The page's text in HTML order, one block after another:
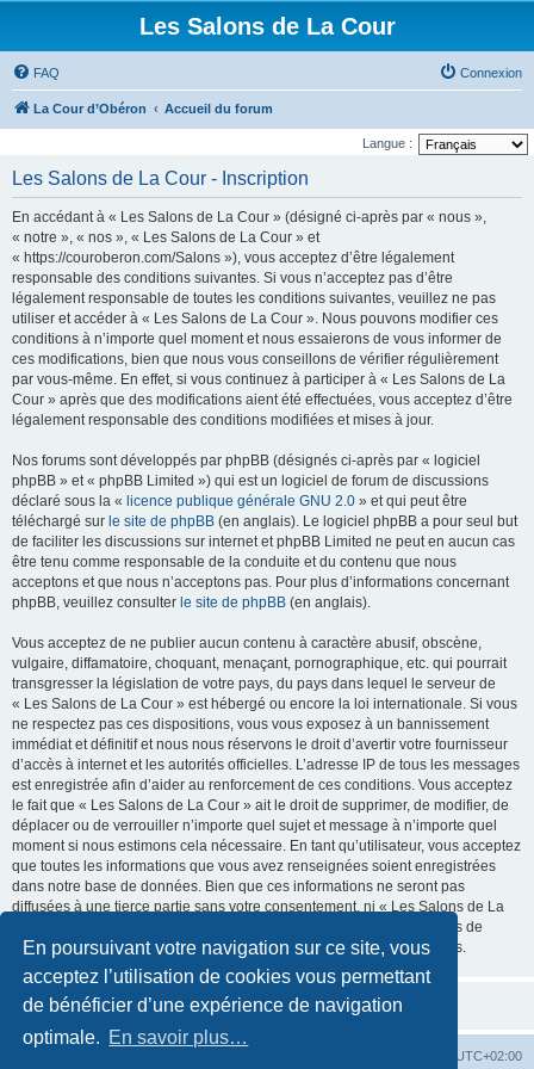
En poursuivant votre navigation sur ce site, vous
acceptez l’utilisation de cookies vous permettant
de bénéficier d’une expérience de navigation
optimale. En savoir plus…
Les Salons de La Cour
FAQ Connexion
La Cour d’Obéron Accueil du forum
Langue :
Les Salons de La Cour - Inscription
En accédant à « Les Salons de La Cour » (désigné ci-après par « nous »,
« notre », « nos », « Les Salons de La Cour » et
« https://couroberon.com/Salons »), vous acceptez d’être légalement
responsable des conditions suivantes. Si vous n’acceptez pas d’être
légalement responsable de toutes les conditions suivantes, veuillez ne pas
utiliser et accéder à « Les Salons de La Cour ». Nous pouvons modifier ces
conditions à n’importe quel moment et nous essaierons de vous informer de
ces modifications, bien que nous vous conseillons de vérifier régulièrement
par vous-même. En effet, si vous continuez à participer à « Les Salons de La
Cour » après que des modifications aient été effectuées, vous acceptez d’être
légalement responsable des conditions modifiées et mises à jour.
Nos forums sont développés par phpBB (désignés ci-après par « logiciel
phpBB » et « phpBB Limited ») qui est un logiciel de forum de discussions
déclaré sous la « licence publique générale GNU 2.0 » et qui peut être
téléchargé sur le site de phpBB (en anglais). Le logiciel phpBB a pour seul but
de faciliter les discussions sur internet et phpBB Limited ne peut en aucun cas
être tenu comme responsable de la conduite et du contenu que nous
acceptons et que nous n’acceptons pas. Pour plus d’informations concernant
phpBB, veuillez consulter le site de phpBB (en anglais).
Vous acceptez de ne publier aucun contenu à caractère abusif, obscène,
vulgaire, diffamatoire, choquant, menaçant, pornographique, etc. qui pourrait
transgresser la législation de votre pays, du pays dans lequel le serveur de
« Les Salons de La Cour » est hébergé ou encore la loi internationale. Si vous
ne respectez pas ces dispositions, vous vous exposez à un bannissement
immédiat et définitif et nous nous réservons le droit d’avertir votre fournisseur
d’accès à internet et les autorités officielles. L’adresse IP de tous les messages
est enregistrée afin d’aider au renforcement de ces conditions. Vous acceptez
le fait que « Les Salons de La Cour » ait le droit de supprimer, de modifier, de
déplacer ou de verrouiller n’importe quel sujet et message à n’importe quel
moment si nous estimons cela nécessaire. En tant qu’utilisateur, vous acceptez
que toutes les informations que vous avez renseignées soient enregistrées
dans notre base de données. Bien que ces informations ne seront pas
diffusées à une tierce partie sans votre consentement, ni « Les Salons de La
Cour », ni phpBB, ne pourront être tenus comme responsables en cas de
tentative de piratage informatique visant à compromettre vos données.
UTC+02:00